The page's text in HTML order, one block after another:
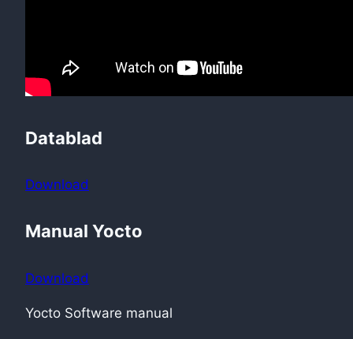
Datablad
Download
Manual Yocto
Download
Yocto Software manual